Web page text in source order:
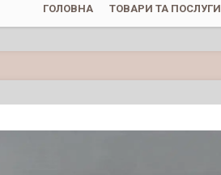
ГОЛОВНА ТОВАРИ ТА ПОСЛУГИ